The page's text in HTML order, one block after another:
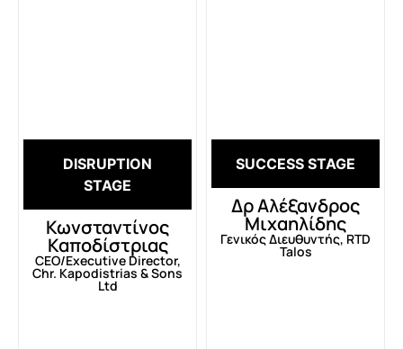
DISRUPTION
STAGE
Κωνσταντίνος
Καποδίστριας
CEO/Executive Director,
Chr. Kapodistrias & Sons
Ltd
SUCCESS STAGE
Δρ Αλέξανδρος
Μιχαηλίδης
Γενικός Διευθυντής, RTD
Talos